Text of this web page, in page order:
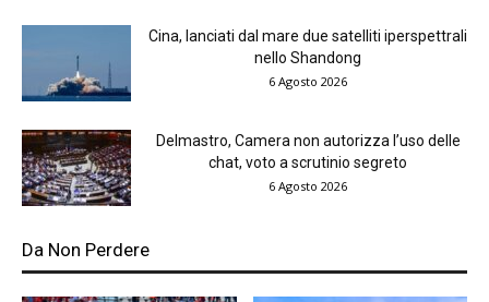
Cina, lanciati dal mare due satelliti iperspettrali
nello Shandong
6 Agosto 2026
Delmastro, Camera non autorizza l’uso delle
chat, voto a scrutinio segreto
6 Agosto 2026
Da Non Perdere